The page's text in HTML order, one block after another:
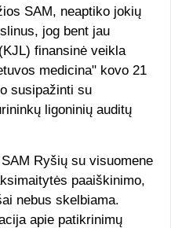
SAM, neaptiko jokių
jog bent jau
finansinė veikla
medicina" kovo 21
susipažinti su
ligoninių auditų
Ryšių su visuomene
paaiškinimo,
nebus skelbiama.
apie patikrinimų